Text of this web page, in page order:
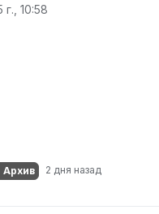
10:58
Архив 2 дня назад